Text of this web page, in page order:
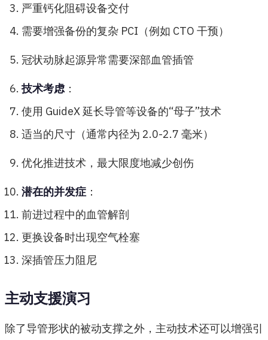
严重钙化阻碍设备交付
需要增强备份的复杂 PCI（例如 CTO 干预）
冠状动脉起源异常需要深部血管插管
技术考虑：
使用 GuideX 延长导管等设备的“母子”技术
适当的尺寸（通常内径为 2.0-2.7 毫米）
优化推进技术，最大限度地减少创伤
潜在的并发症 ：
前进过程中的血管解剖
更换设备时出现空气栓塞
深插管压力阻尼
主动支援演习
除了导管形状的被动支撑之外，主动技术还可以增强引